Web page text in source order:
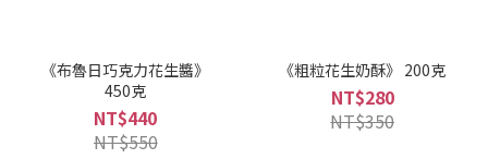
《布魯日巧克力花生醬》
450克
NT$440
NT$550
《粗粒花生奶酥》 200克
NT$280
NT$350